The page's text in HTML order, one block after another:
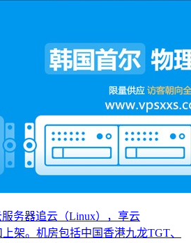
服务器追云（Linux），享云
上架。机房包括中国香港九龙TGT、